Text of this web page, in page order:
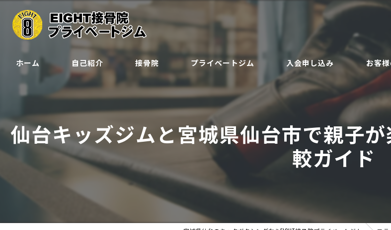
ホーム 自己紹介 接骨院 プライベートジム
クラス
ジュニア会員
予約
入会申し込み お客
仙台キッズジムと宮城県仙台市で親子
較ガイド